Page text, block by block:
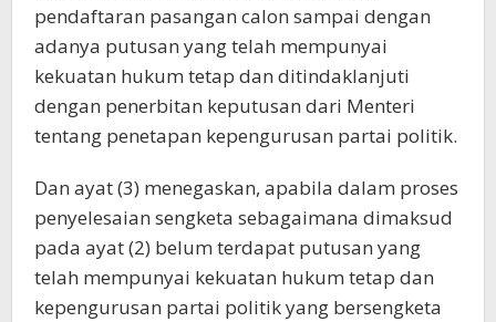
pendaftaran pasangan calon sampai dengan
adanya putusan yang telah mempunyai
kekuatan hukum tetap dan ditindaklanjuti
dengan penerbitan keputusan dari Menteri
tentang penetapan kepengurusan partai politik.
Dan ayat (3) menegaskan, apabila dalam proses
penyelesaian sengketa sebagaimana dimaksud
pada ayat (2) belum terdapat putusan yang
telah mempunyai kekuatan hukum tetap dan
kepengurusan partai politik yang bersengketa